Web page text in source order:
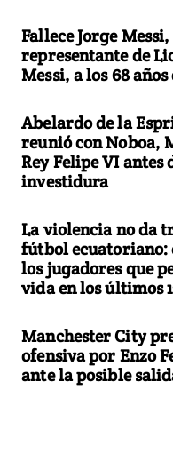
Fallece Jorge
representante de
Messi, a los 68 años
Abelardo de la
reunió con Noboa,
Rey Felipe VI antes
investidura
La violencia no da
fútbol ecuatoriano:
los jugadores que
vida en los últimos
Manchester City
ofensiva por Enzo
ante la posible